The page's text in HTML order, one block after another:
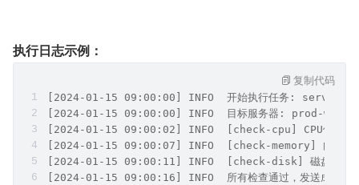
执行日志示例：
[2024-01-15 09:00:00] INFO  开始执行任务: server-
[2024-01-15 09:00:00] INFO  目标服务器: prod-web-
[2024-01-15 09:00:02] INFO  [check-cpu] CPU使用
[2024-01-15 09:00:07] INFO  [check-memory] 内存使
[2024-01-15 09:00:11] INFO  [check-disk] 磁盘使用
[2024-01-15 09:00:16] INFO  所有检查通过，发送成功通
复制代码